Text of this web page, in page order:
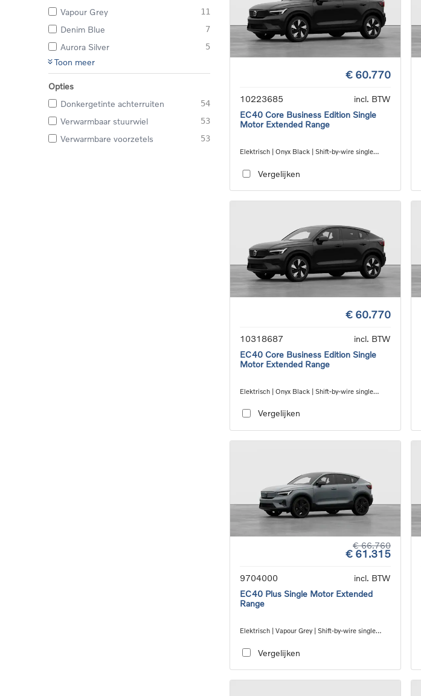
Vapour Grey 11
Denim Blue 7
Aurora Silver 5
Toon meer
Opties
Donkergetinte achterruiten
54
Verwarmbaar stuurwiel 53
Verwarmbare voorzetels 53
€ 60.770
10223685
incl. BTW
EC40 Core Business Edition Single
Motor Extended Range
Elektrisch | Onyx Black | Shift-by-wire single
Vergelijken
€ 60.770
10318687
incl. BTW
EC40 Core Business Edition Single
Motor Extended Range
Elektrisch | Onyx Black | Shift-by-wire single
Vergelijken
€ 66.760
€ 61.315
9704000
incl. BTW
EC40 Plus Single Motor Extended
Range
Elektrisch | Vapour Grey | Shift-by-wire single
Vergelijken